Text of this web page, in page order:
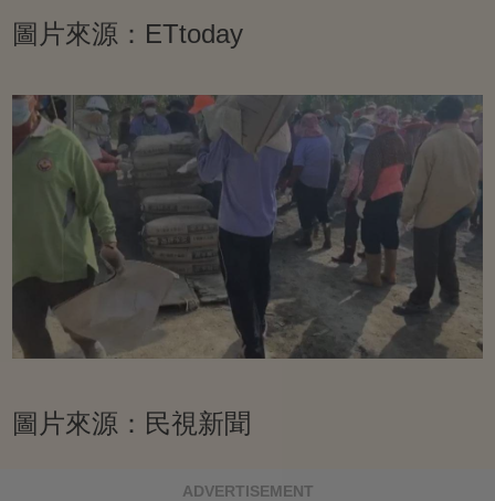
圖片來源：ETtoday
圖片來源：民視新聞
ADVERTISEMENT